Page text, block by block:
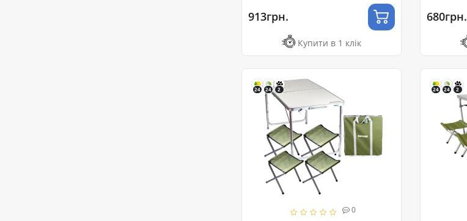
913грн.
Купити в 1 клік
680грн.
24 24 2
0
24 24 2